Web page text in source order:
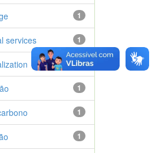
1
1
services
1
1
1
1